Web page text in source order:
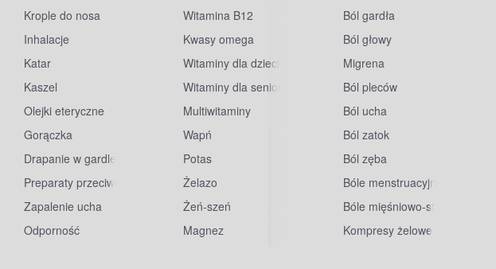
Krople do nosa
Inhalacje
Katar
Kaszel
Olejki eteryczne
Gorączka
Drapanie w gardle
Preparaty przeciwwirusowe
Zapalenie ucha
Odporność
Witamina B12
Kwasy omega
Witaminy dla dzieci
Witaminy dla seniorów
Multiwitaminy
Wapń
Potas
Żelazo
Żeń-szeń
Magnez
Ból gardła
Ból głowy
Migrena
Ból pleców
Ból ucha
Ból zatok
Ból zęba
Bóle menstruacyjne
Bóle mięśniowo-stawowe
Kompresy żelowe